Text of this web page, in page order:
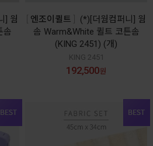
] 웜
솜
엔조이퀼트
(*)[더웜컴퍼니] 웜
솜 Warm&White 퀼트 코튼솜
(KING 2451) (개)
KING 2451
192,500원